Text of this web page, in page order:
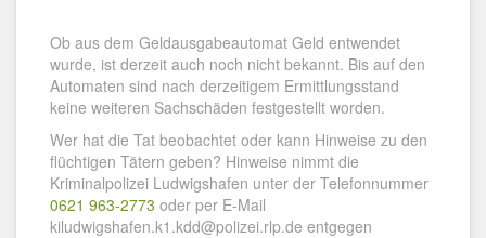
Ob aus dem Geldausgabeautomat Geld entwendet
wurde, ist derzeit auch noch nicht bekannt. Bis auf den
Automaten sind nach derzeitigem Ermittlungsstand
keine weiteren Sachschäden festgestellt worden.
Wer hat die Tat beobachtet oder kann Hinweise zu den
flüchtigen Tätern geben? Hinweise nimmt die
Kriminalpolizei Ludwigshafen unter der Telefonnummer
0621 963-2773 oder per E-Mail
kiludwigshafen.k1.kdd@polizei.rlp.de entgegen